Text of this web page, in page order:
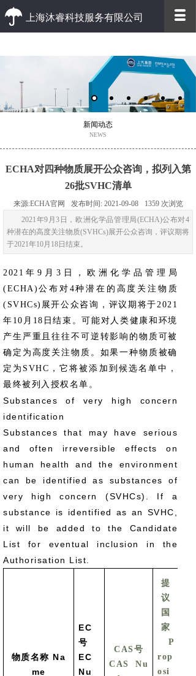
上海沐睿科技服务有限公司
优质的客户服务 高效的办事效率
新闻动态
NEWS
ECHA对四种物质展开公众咨询，拟列入第
26批SVHC清单
来源:ECHA官网 发布时间: 2021-09-08 1359 次浏览
2021年9月3日，欧洲化学品管理局(ECHA)公布对4
种潜在的高度关注物质(SVHCs)展开公众咨询，评议期将
于2021年10月18日结束。
2021年9月3日，欧洲化学品管理局
(ECHA)公布对4种潜在的高度关注物质
(SVHCs)展开公众咨询，评议期将于2021
年10月18日结束。可能对人类健康和环境
产生严重且往往不可逆转影响的物质可被
确定为高度关注物质。如果一种物质被确
定为SVHC，它将被添加到候选名单中，
最终被列入授权名单。
Substances of very high concern
identification
Substances that may have serious
and often irreversible effects on
human health and the environment
can be identified as substances of
very high concern (SVHCs). If a
substance is identified as an SVHC,
it will be added to the Candidate
List for eventual inclusion in the
Authorisation List.
物质名称 Na
me
EC
号
EC
Nu
CAS号
CAS Nu
提
议
国
家
P
rop
osi